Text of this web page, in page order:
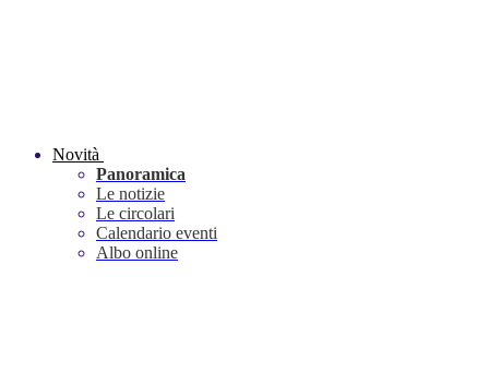
Novità
Panoramica
Le notizie
Le circolari
Calendario eventi
Albo online